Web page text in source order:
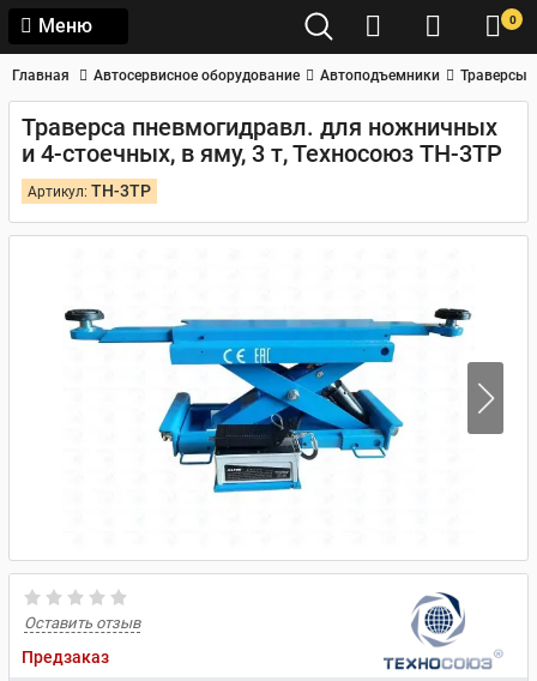
Меню 0
Главная Автосервисное оборудование Автоподъемники Траверсы
Траверса пневмогидравл. для ножничных
и 4-стоечных, в яму, 3 т, Техносоюз TH-3TP
Артикул: TH-3TP
Оставить отзыв
Предзаказ